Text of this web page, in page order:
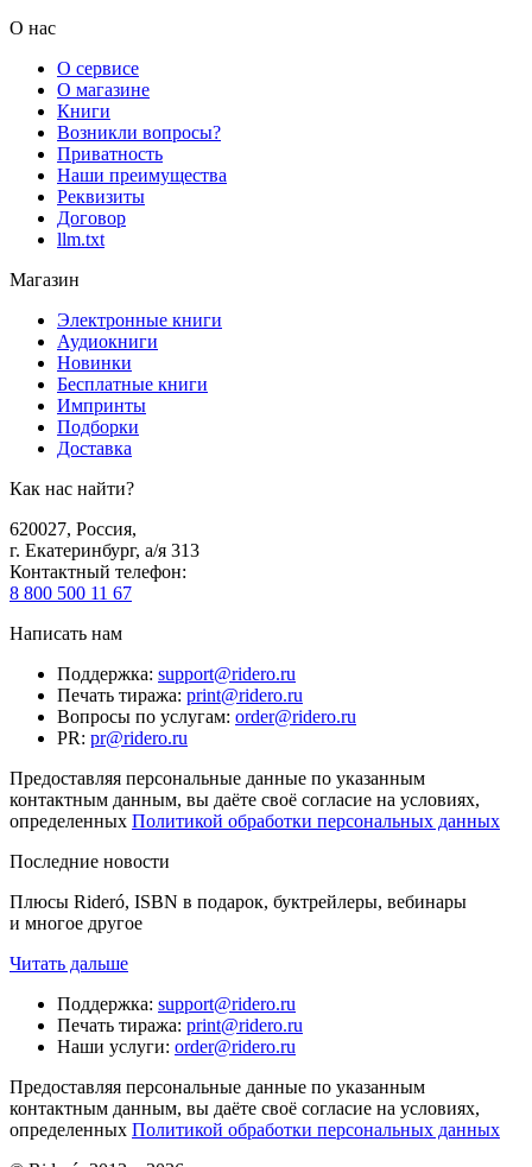
О нас
О сервисе
О магазине
Книги
Возникли вопросы?
Приватность
Наши преимущества
Реквизиты
Договор
llm.txt
Магазин
Электронные книги
Аудиокниги
Новинки
Бесплатные книги
Импринты
Подборки
Доставка
Как нас найти?
620027, Россия,
г. Екатеринбург, а/я 313
Контактный телефон:
8 800 500 11 67
Написать нам
Поддержка: support@ridero.ru
Печать тиража: print@ridero.ru
Вопросы по услугам: order@ridero.ru
PR: pr@ridero.ru
Предоставляя персональные данные по указанным
контактным данным, вы даёте своё согласие на условиях,
определенных Политикой обработки персональных данных
Последние новости
Плюсы Rideró, ISBN в подарок, буктрейлеры, вебинары
и многое другое
Читать дальше
Поддержка: support@ridero.ru
Печать тиража: print@ridero.ru
Наши услуги: order@ridero.ru
Предоставляя персональные данные по указанным
контактным данным, вы даёте своё согласие на условиях,
определенных Политикой обработки персональных данных